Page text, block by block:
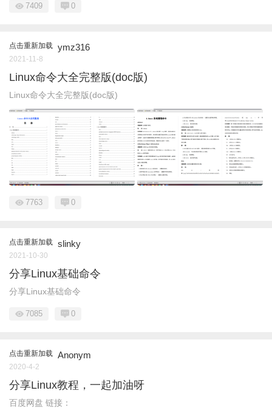
7409 0
点击重新加载 ymz316
2021-11-8
Linux命令大全完整版(doc版)
Linux命令大全完整版(doc版)
7763 0
点击重新加载 slinky
2021-10-30
分享Linux基础命令
分享Linux基础命令
7085 0
点击重新加载 Anonym
2020-4-2
分享Linux教程，一起加油呀
百度网盘 链接：